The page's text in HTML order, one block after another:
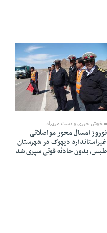
19 Farvardin 1391 - 11:17
خوش خبری و دست مریزاد:
نوروز امسال محور مواصلاتی
غیراستاندارد دیهوک در شهرستان
طبس، بدون حادثه فوتی سپری شد